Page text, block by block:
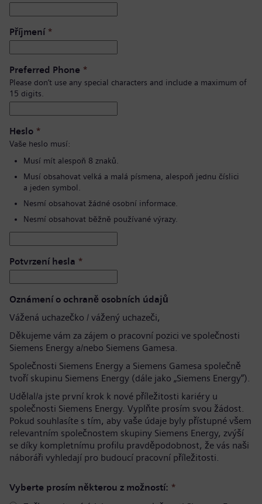
Příjmení*
Preferred Phone *
Please don’t use any special characters and include a maximum of
15 digits.
Heslo *
Vaše heslo musí:
Musí mít alespoň 8 znaků.
Musí obsahovat velká a malá písmena, alespoň jednu číslici
a jeden symbol.
Nesmí obsahovat žádné osobní informace.
Nesmí obsahovat běžně používané výrazy.
Potvrzení hesla *
Oznámení o ochraně osobních údajů
Vážená uchazečko / vážený uchazeči,
Děkujeme vám za zájem o pracovní pozici ve společnosti
Siemens Energy a/nebo Siemens Gamesa.
Společnosti Siemens Energy a Siemens Gamesa společně
tvoří skupinu Siemens Energy (dále jako „Siemens Energy“).
Udělal/a jste první krok k nové příležitosti kariéry u
společnosti Siemens Energy. Vyplňte prosím svou žádost.
Pokud souhlasíte s tím, aby vaše údaje byly přístupné všem
relevantním společnostem skupiny Siemens Energy, zvýší
se díky kompletnímu profilu pravděpodobnost, že vás naši
náboráři vyhledají pro budoucí pracovní příležitosti.
Vyberte prosím některou z možností: *